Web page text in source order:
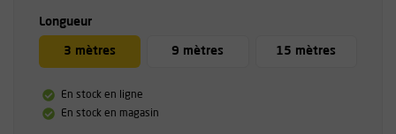
Longueur
3 mètres 9 mètres 15 mètres
En stock en ligne
En stock en magasin